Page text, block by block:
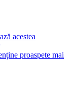
acestea
proaspete mai